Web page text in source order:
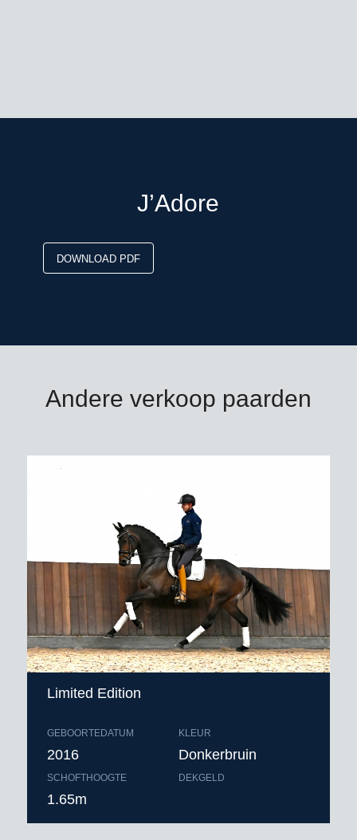
J’Adore
DOWNLOAD PDF
Andere verkoop paarden
Limited Edition
GEBOORTEDATUM
2016
SCHOFTHOOGTE
1.65m
KLEUR
Donkerbruin
DEKGELD